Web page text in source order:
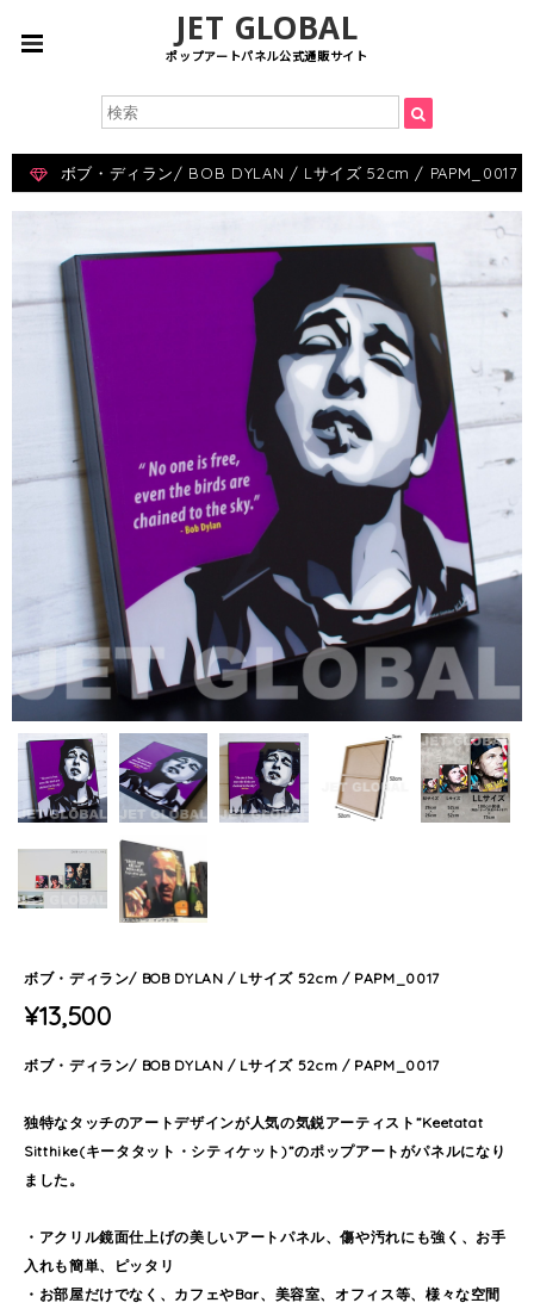
JET GLOBAL
ポップアートパネル公式通販サイト
ボブ・ディラン/ BOB DYLAN / Lサイズ 52cm / PAPM_0017
ボブ・ディラン/ BOB DYLAN / Lサイズ 52cm / PAPM_0017
¥13,500
ボブ・ディラン/ BOB DYLAN / Lサイズ 52cm / PAPM_0017
独特なタッチのアートデザインが人気の気鋭アーティスト”Keetatat
Sitthike(キータタット・シティケット)”のポップアートがパネルになり
ました。
・アクリル鏡面仕上げの美しいアートパネル、傷や汚れにも強く、お手
入れも簡単、ピッタリ
・お部屋だけでなく、カフェやBar、美容室、オフィス等、様々な空間